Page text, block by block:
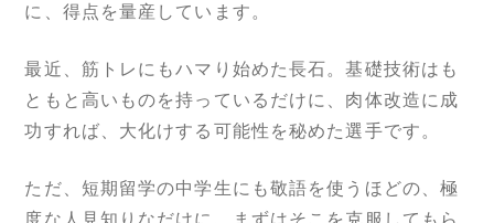
に、得点を量産しています。
最近、筋トレにもハマり始めた長石。基礎技術はも
ともと高いものを持っているだけに、肉体改造に成
功すれば、大化けする可能性を秘めた選手です。
ただ、短期留学の中学生にも敬語を使うほどの、極
度な人見知りなだけに、まずはそこを克服してもら